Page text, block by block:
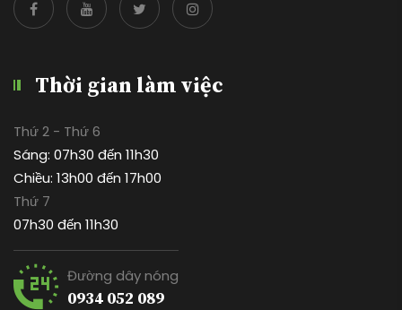
Thời gian làm việc
Thứ 2 - Thứ 6
Sáng: 07h30 đến 11h30
Chiều: 13h00 đến 17h00
Thứ 7
07h30 đến 11h30
Đường dây nóng
0934 052 089